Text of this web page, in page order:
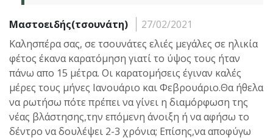
Μαστοειδής(τσουνάτη)
27/02/2021
Καλησπέρα σας, σε τσουνάτες ελιές μεγάλες σε ηλικία
φέτος έκανα καρατόμηση γιατί το ύψος τους ήταν
πάνω απο 15 μέτρα. Οι καρατομήσεις έγιναν καλές
μέρες τους μήνες Ιανουάριο και Φεβρουάριο.Θα ήθελα
να ρωτήσω πότε πρέπει να γίνει η διαμόρφωση της
νέας βλάστησης,την επόμενη άνοιξη ή να αφήσω το
δέντρο να δουλέψει 2-3 χρόνια; Επίσης,να αποφύγω